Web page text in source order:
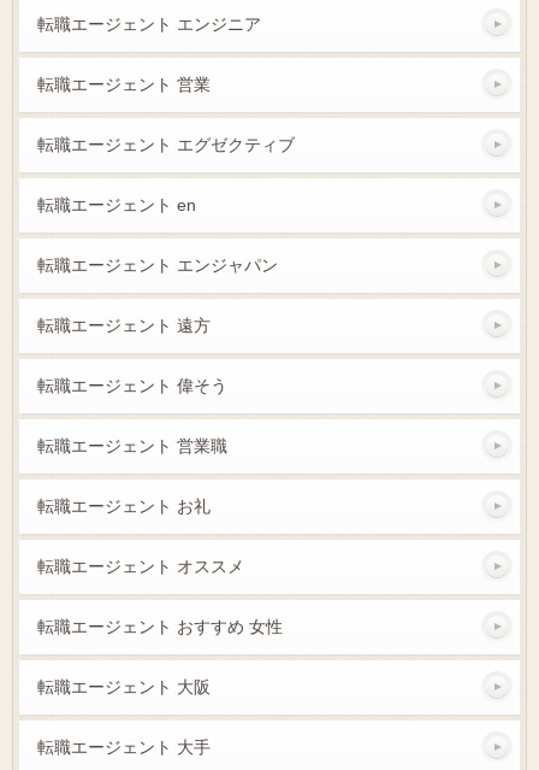
転職エージェント エンジニア
転職エージェント 営業
転職エージェント エグゼクティブ
転職エージェント en
転職エージェント エンジャパン
転職エージェント 遠方
転職エージェント 偉そう
転職エージェント 営業職
転職エージェント お礼
転職エージェント オススメ
転職エージェント おすすめ 女性
転職エージェント 大阪
転職エージェント 大手